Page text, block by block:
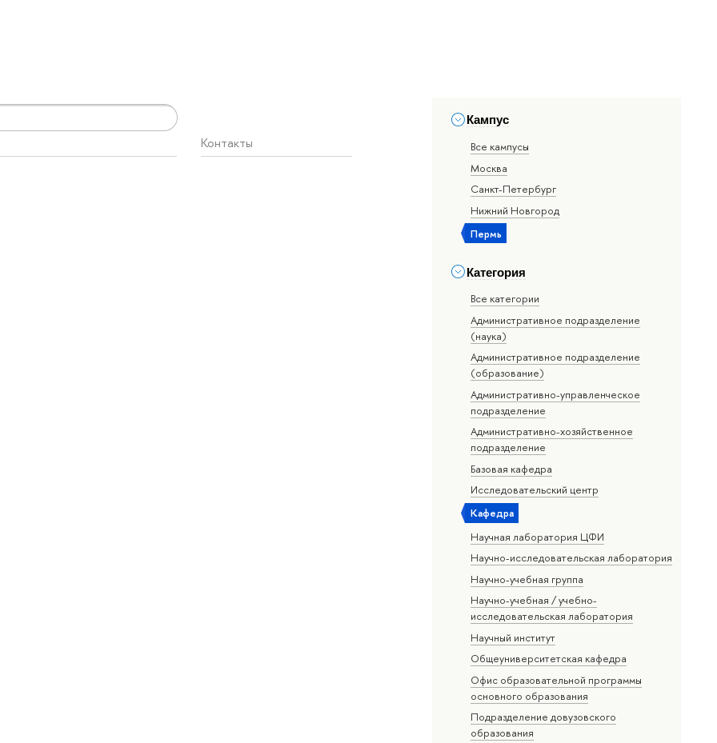
Кампус
Все кампусы
Москва
Санкт-Петербург
Нижний Новгород
Пермь
Категория
Все категории
Административное подразделение
(наука)
Административное подразделение
(образование)
Административно-управленческое
подразделение
Административно-хозяйственное
подразделение
Базовая кафедра
Исследовательский центр
Кафедра
Научная лаборатория ЦФИ
Научно-исследовательская лаборатория
Научно-учебная группа
Научно-учебная / учебно-
исследовательская лаборатория
Научный институт
Общеуниверситетская кафедра
Офис образовательной программы
основного образования
Подразделение довузовского
образования
Контакты